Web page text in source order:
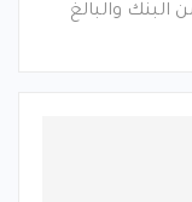
البنك والبالغ